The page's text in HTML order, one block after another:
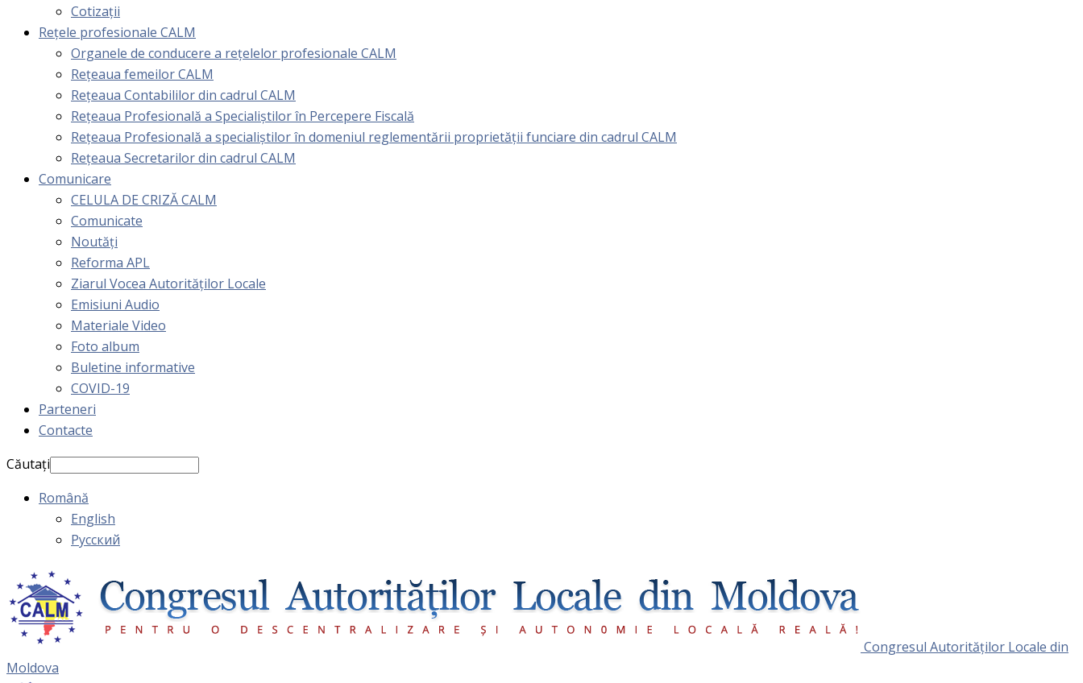
Cotizaţii
Rețele profesionale CALM
Organele de conducere a rețelelor profesionale CALM
Rețeaua femeilor CALM
Rețeaua Contabililor din cadrul CALM
Rețeaua Profesională a Specialiștilor în Percepere Fiscală
Reţeaua Profesională a specialiştilor în domeniul reglementării proprietăţii funciare din cadrul CALM
Rețeaua Secretarilor din cadrul CALM
Comunicare
CELULA DE CRIZĂ CALM
Comunicate
Noutăți
Reforma APL
Ziarul Vocea Autorităților Locale
Emisiuni Audio
Materiale Video
Foto album
Buletine informative
COVID-19
Parteneri
Contacte
Căutați
Română
English
Русский
Congresul Autorităţilor Locale din
Moldova